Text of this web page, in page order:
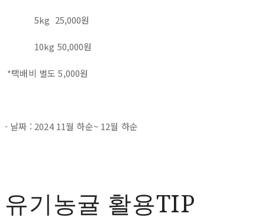
5kg 25,000원
10kg 50,000원
*택배비 별도 5,000원
- 날짜 : 2024 11월 하순~ 12월 하순
유기농귤 활용TIP